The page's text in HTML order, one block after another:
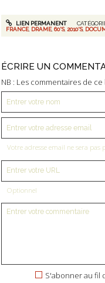
LIEN PERMANENT
FRANCE, DRAME,60'S,2010'S,
ÉCRIRE UN
NB : Les commentaires de
Votre adresse email ne sera pas
Optionnel
S'abonner au fil